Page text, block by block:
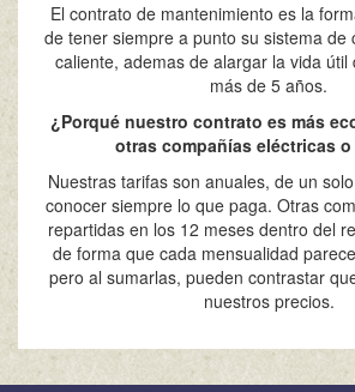
El contrato de mantenimiento es la
de tener siempre a punto su sistema de
caliente, ademas de alargar la vida útil
más de 5 años.
¿Porqué nuestro contrato es más
otras compañías eléctricas
Nuestras tarifas son anuales, de un
conocer siempre lo que paga. Otras
repartidas en los 12 meses dentro del
de forma que cada mensualidad
pero al sumarlas, pueden contrastar
nuestros precios.